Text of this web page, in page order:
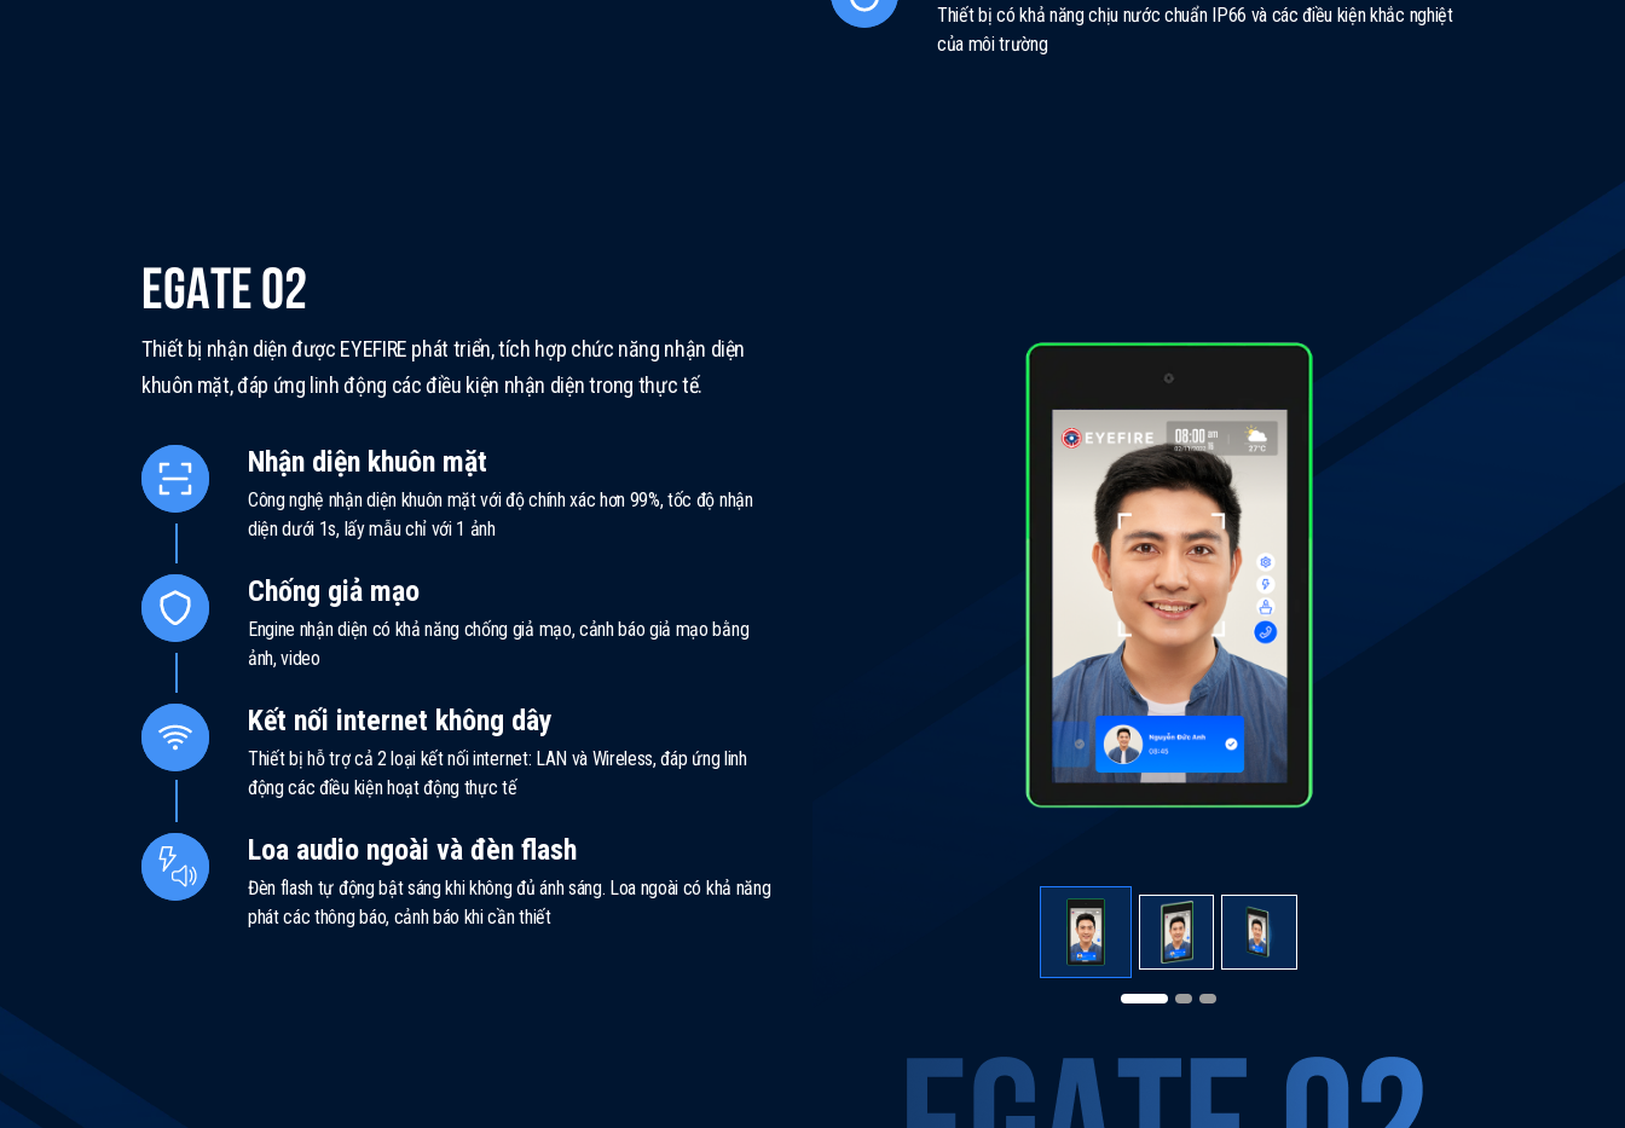
Thiết bị có khả năng chịu nước chuẩn IP66 và các điều kiện khắc nghiệt
của môi trường
EGATE 02
Thiết bị nhận diện được EYEFIRE phát triển, tích hợp chức năng nhận diện
khuôn mặt, đáp ứng linh động các điều kiện nhận diện trong thực tế.
Nhận diện khuôn mặt
Công nghệ nhận diện khuôn mặt với độ chính xác hơn 99%, tốc độ nhận
diện dưới 1s, lấy mẫu chỉ với 1 ảnh
Chống giả mạo
Engine nhận diện có khả năng chống giả mạo, cảnh báo giả mạo bằng
ảnh, video
Kết nối internet không dây
Thiết bị hỗ trợ cả 2 loại kết nối internet: LAN và Wireless, đáp ứng linh
động các điều kiện hoạt động thực tế
Loa audio ngoài và đèn flash
Đèn flash tự động bật sáng khi không đủ ánh sáng. Loa ngoài có khả năng
phát các thông báo, cảnh báo khi cần thiết